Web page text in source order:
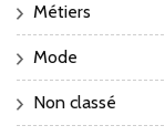
Métiers
Mode
Non classé